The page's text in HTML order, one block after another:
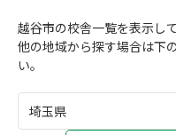
高校生の個別指導
森塾を知る
越谷市の校舎一覧を表示して
他の地域から探す場合は下
い。